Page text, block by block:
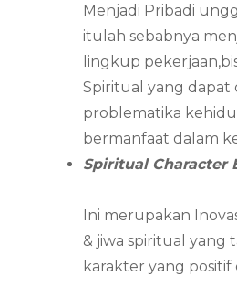
Menjadi Pribadi
itulah sebabnya
lingkup
Spiritual yang dapat
problematika
bermanfaat dalam
Spiritual Character
Ini merupakan
& jiwa spiritual yang
karakter yang